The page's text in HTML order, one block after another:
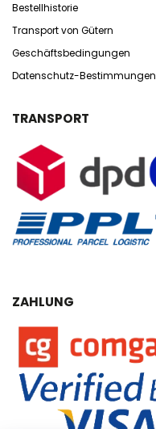
Bestellhistorie
Transport von Gütern
Geschäftsbedingungen
Datenschutz-Bestimmungen
TRANSPORT
ZAHLUNG